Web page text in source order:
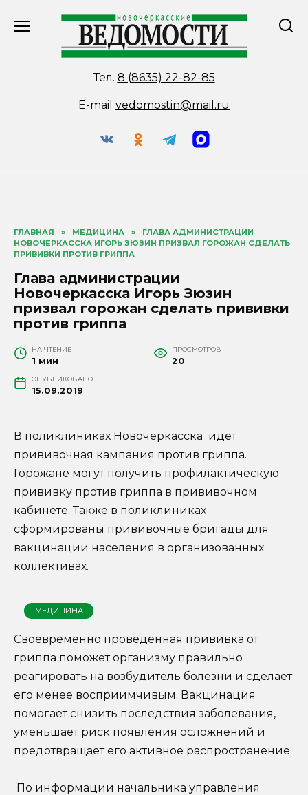
Тел. 8 (8635) 22-82-85
E-mail vedomostin@mail.ru
ГЛАВНАЯ » МЕДИЦИНА »
ГЛАВА АДМИНИСТРАЦИИ
НОВОЧЕРКАССКА ИГОРЬ ЗЮЗИН ПРИЗВАЛ ГОРОЖАН СДЕЛАТЬ
ПРИВИВКИ ПРОТИВ ГРИППА
Глава администрации
Новочеркасска Игорь Зюзин
призвал горожан сделать прививки
против гриппа
НА ЧТЕНИЕ
1 мин
ПРОСМОТРОВ
20
ОПУБЛИКОВАНО
15.09.2019
В поликлиниках Новочеркасска идет
прививочная кампания против гриппа.
Горожане могут получить профилактическую
прививку против гриппа в прививочном
кабинете. Также в поликлиниках
сформированы прививочные бригады для
вакцинации населения в организованных
коллективах.
МЕДИЦИНА
Своевременно проведенная прививка от
гриппа поможет организму правильно
реагировать на возбудитель болезни и сделает
его менее восприимчивым. Вакцинация
помогает снизить последствия заболевания,
уменьшает риск появления осложнений и
предотвращает его активное распространение.
По информации начальника управления